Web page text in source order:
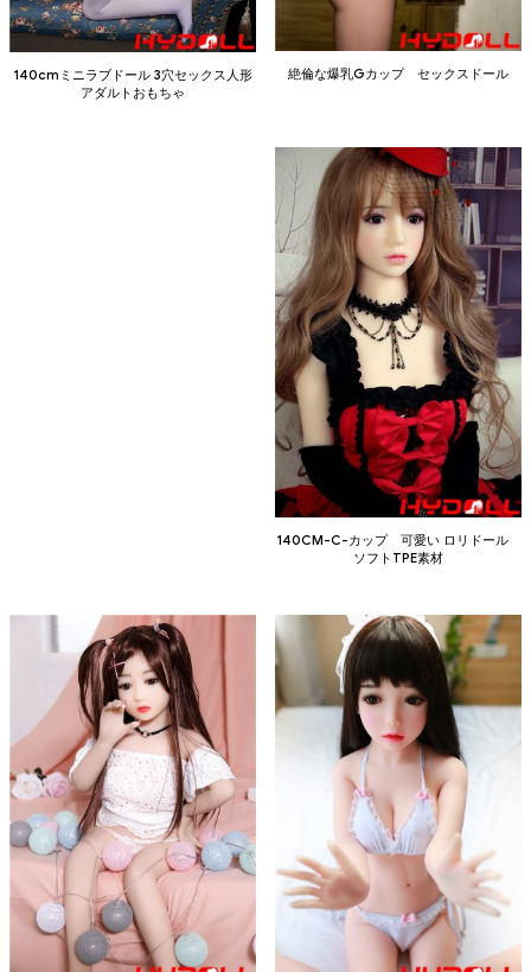
140cmミニラブドール 3穴セックス人形
アダルトおもちゃ
絶倫な爆乳Gカップ セックスドール
140CM-C-カップ 可愛い ロリドール
ソフトTPE素材